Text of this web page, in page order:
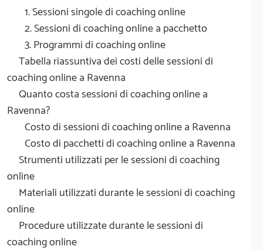
1. Sessioni singole di coaching online
2. Sessioni di coaching online a pacchetto
3. Programmi di coaching online
Tabella riassuntiva dei costi delle sessioni di
coaching online a Ravenna
Quanto costa sessioni di coaching online a
Ravenna?
Costo di sessioni di coaching online a Ravenna
Costo di pacchetti di coaching online a Ravenna
Strumenti utilizzati per le sessioni di coaching
online
Materiali utilizzati durante le sessioni di coaching
online
Procedure utilizzate durante le sessioni di
coaching online